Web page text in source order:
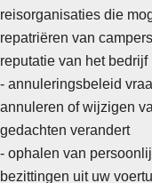
reisorganisaties die
repatriëren van
reputatie van het bedrijf
- annuleringsbeleid
annuleren of wijzigen
gedachten verandert
- ophalen van
bezittingen uit uw